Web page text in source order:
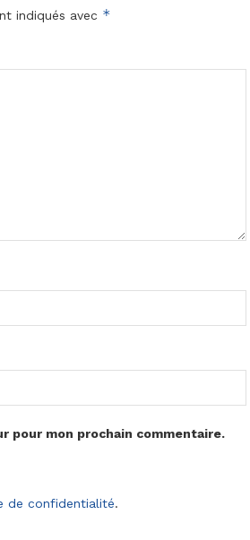
indiqués avec *
pour mon prochain commentaire.
de confidentialité.